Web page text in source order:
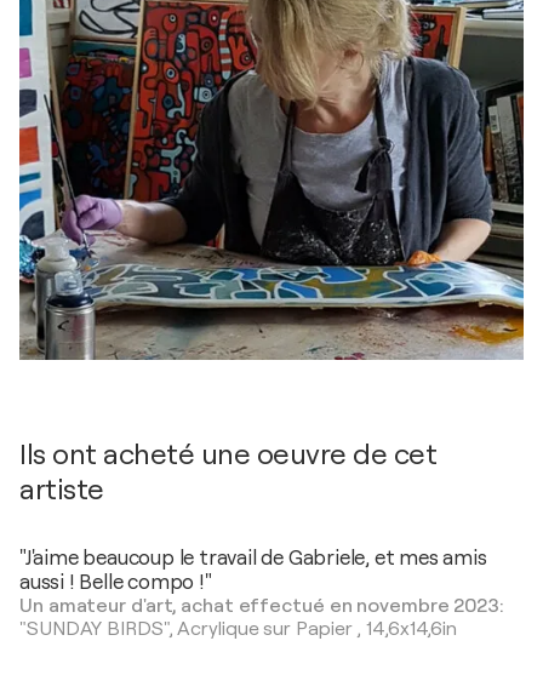
Ils ont acheté une oeuvre de cet
artiste
"J'aime beaucoup le travail de Gabriele, et mes amis
aussi ! Belle compo !"
Un amateur d'art, achat effectué en novembre 2023:
"SUNDAY BIRDS",Acrylique sur Papier,14,6x14,6in